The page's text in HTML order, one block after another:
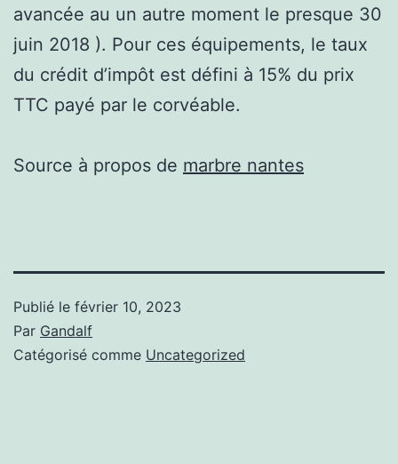
avancée au un autre moment le presque 30
juin 2018 ). Pour ces équipements, le taux
du crédit d’impôt est défini à 15% du prix
TTC payé par le corvéable.
Source à propos de marbre nantes
Publié le février 10, 2023
Par Gandalf
Catégorisé comme Uncategorized